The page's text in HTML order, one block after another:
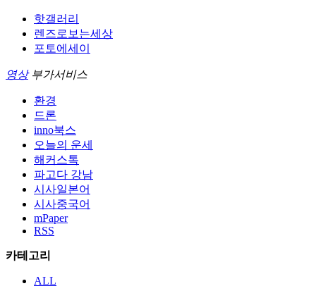
핫갤러리
렌즈로보는세상
포토에세이
영상 부가서비스
환경
드론
inno북스
오늘의 운세
해커스톡
파고다 강남
시사일본어
시사중국어
mPaper
RSS
카테고리
ALL